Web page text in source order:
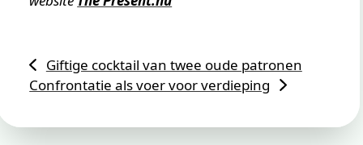
Giftige cocktail van twee oude patronen
Confrontatie als voer voor verdieping